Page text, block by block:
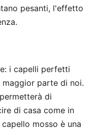
pesanti, l'effetto
i capelli perfetti
parte di noi.
di
di casa come in
mosso è una